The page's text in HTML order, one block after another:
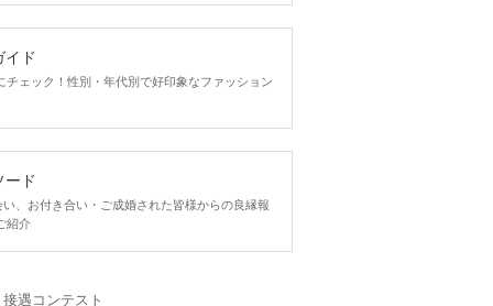
イド
チェック！性別・年代別で好印象なファッション
ード
、お付き合い・ご成婚された皆様からの良縁報
紹介
遇コンテスト